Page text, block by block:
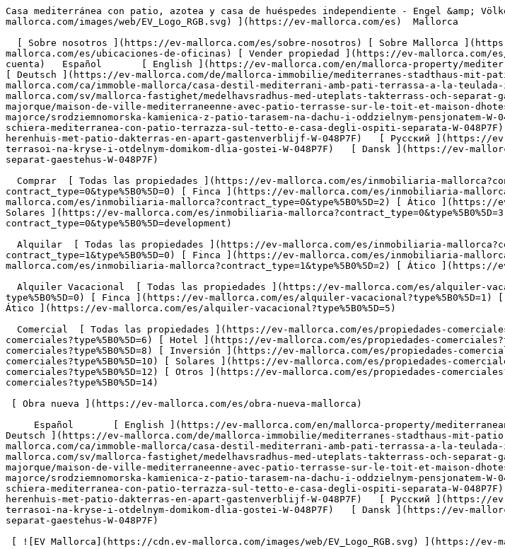
Casa mediterránea con patio, azotea y casa de huéspedes independiente - Engel &amp; Völkers Mallorca                [ ![EV Mallorca](https://cdn.ev-mallorca.com/images/web/EV_Logo_RGB.svg) ](https://ev-mallorca.com/es)  Mallorca  

  [ Sobre nosotros ](https://ev-mallorca.com/es/sobre-nosotros) [ Sobre Mallorca ](https://ev-mallorca.com/es/sobre-mallorca) [ Contacto ](https://ev-mallorca.com/es/ubicaciones-de-oficinas) [ Vender propiedad ](https://ev-mallorca.com/es/vender-propiedad-mallorca) [    Mi cuenta  ](https://ev-mallorca.com/es/mi-cuenta)   Español       [ English ](https://ev-mallorca.com/en/mallorca-property/mediterranean-townhouse-with-patio-roof-terrace-and-separate-guesthouse-W-048P7F)    [ Deutsch ](https://ev-mallorca.com/de/mallorca-immobilie/mediterranes-stadthaus-mit-patio-dachterrasse-und-separatem-gastehaus-W-048P7F)   [ Català ](https://ev-mallorca.com/ca/immoble-mallorca/casa-destil-mediterrani-amb-pati-terrassa-a-la-teulada-i-casa-per-a-convidats-independent-W-048P7F)   [ Svenska ](https://ev-mallorca.com/sv/mallorca-fastighet/medelhavsradhus-med-uteplats-takterrass-och-separat-gasthus-W-048P7F)   [ Français ](https://ev-mallorca.com/fr/bien-majorque/maison-de-ville-mediterraneenne-avec-patio-terrasse-sur-le-toit-et-maison-dhotes-separee-W-048P7F)   [ Polski ](https://ev-mallorca.com/pl/nieruchomosc-majorce/srodziemnomorska-kamienica-z-patio-tarasem-na-dachu-i-oddzielnym-pensjonatem-W-048P7F)   [ Italiano ](https://ev-mallorca.com/it/immobili-maiorca/casa-a-schiera-mediterranea-con-patio-terrazza-sul-tetto-e-casa-degli-ospiti-separata-W-048P7F)   [ Dutch ](https://ev-mallorca.com/nl/mallorca-eigendom/mediterraan-herenhuis-met-patio-dakterras-en-apart-gastenverblijf-W-048P7F)   [ Русский ](https://ev-mallorca.com/ru/nedvizhimost-mayorka/sredizemnomorskii-taunxaus-s-patio-terrasoi-na-kryse-i-otdelnym-domikom-dlia-gostei-W-048P7F)   [ Dansk ](https://ev-mallorca.com/da/mallorca-ejendom/middelhavsbyhus-med-gardhave-tagterrasse-og-separat-gaestehus-W-048P7F)   

  Comprar  [ Todas las propiedades ](https://ev-mallorca.com/es/inmobiliaria-mallorca?contract_type=0) [ Casa ](https://ev-mallorca.com/es/inmobiliaria-mallorca?contract_type=0&type%5B0%5D=0) [ Finca ](https://ev-mallorca.com/es/inmobiliaria-mallorca?contract_type=0&type%5B0%5D=1) [ Apartamento ](https://ev-mallorca.com/es/inmobiliaria-mallorca?contract_type=0&type%5B0%5D=2) [ Ático ](https://ev-mallorca.com/es/inmobiliaria-mallorca?contract_type=0&type%5B0%5D=5) [ Solares ](https://ev-mallorca.com/es/inmobiliaria-mallorca?contract_type=0&type%5B0%5D=3) [ Obra nueva ](https://ev-mallorca.com/es/inmobiliaria-mallorca?contract_type=0&type%5B0%5D=development) 

  Alquilar  [ Todas las propiedades ](https://ev-mallorca.com/es/inmobiliaria-mallorca?contract_type=1) [ Casa ](https://ev-mallorca.com/es/inmobiliaria-mallorca?contract_type=1&type%5B0%5D=0) [ Finca ](https://ev-mallorca.com/es/inmobiliaria-mallorca?contract_type=1&type%5B0%5D=1) [ Apartamento ](https://ev-mallorca.com/es/inmobiliaria-mallorca?contract_type=1&type%5B0%5D=2) [ Ático ](https://ev-mallorca.com/es/inmobiliaria-mallorca?contract_type=1&type%5B0%5D=5) 

  Alquiler Vacacional  [ Todas las propiedades ](https://ev-mallorca.com/es/alquiler-vacacional) [ Casa ](https://ev-mallorca.com/es/alquiler-vacacional?type%5B0%5D=0) [ Finca ](https://ev-mallorca.com/es/alquiler-vacacional?type%5B0%5D=1) [ Apartamento ](https://ev-mallorca.com/es/alquiler-vacacional?type%5B0%5D=2) [ Ático ](https://ev-mallorca.com/es/alquiler-vacacional?type%5B0%5D=5) 

  Comercial  [ Todas las propiedades ](https://ev-mallorca.com/es/propiedades-comerciales) [ Agricultura y bosques ](https://ev-mallorca.com/es/propiedades-comerciales?type%5B0%5D=6) [ Hotel ](https://ev-mallorca.com/es/propiedades-comerciales?type%5B0%5D=7) [ Industria ](https://ev-mallorca.com/es/propiedades-comerciales?type%5B0%5D=8) [ Inversión ](https://ev-mallorca.com/es/propiedades-comerciales?type%5B0%5D=9) [ Gastronomía ](https://ev-mallorca.com/es/propiedades-comerciales?type%5B0%5D=10) [ Solares ](https://ev-mallorca.com/es/propiedades-comerciales?type%5B0%5D=11) [ Oficina ](https://ev-mallorca.com/es/propiedades-comerciales?type%5B0%5D=12) [ Otros ](https://ev-mallorca.com/es/propiedades-comerciales?type%5B0%5D=13) [ Tienda ](https://ev-mallorca.com/es/propiedades-comerciales?type%5B0%5D=14) 

 [ Obra nueva ](https://ev-mallorca.com/es/obra-nueva-mallorca) 

     Español       [ English ](https://ev-mallorca.com/en/mallorca-property/mediterranean-townhouse-with-patio-roof-terrace-and-separate-guesthouse-W-048P7F)    [ Deutsch ](https://ev-mallorca.com/de/mallorca-immobilie/mediterranes-stadthaus-mit-patio-dachterrasse-und-separatem-gastehaus-W-048P7F)   [ Català ](https://ev-mallorca.com/ca/immoble-mallorca/casa-destil-mediterrani-amb-pati-terrassa-a-la-teulada-i-casa-per-a-convidats-independent-W-048P7F)   [ Svenska ](https://ev-mallorca.com/sv/mallorca-fastighet/medelhavsradhus-med-uteplats-takterrass-och-separat-gasthus-W-048P7F)   [ Français ](https://ev-mallorca.com/fr/bien-majorque/maison-de-ville-mediterraneenne-avec-patio-terrasse-sur-le-toit-et-maison-dhotes-separee-W-048P7F)   [ Polski ](https://ev-mallorca.com/pl/nieruchomosc-majorce/srodziemnomorska-kamienica-z-patio-tarasem-na-dachu-i-oddzielnym-pensjonatem-W-048P7F)   [ Italiano ](https://ev-mallorca.com/it/immobili-maiorca/casa-a-schiera-mediterranea-con-patio-terrazza-sul-tetto-e-casa-degli-ospiti-separata-W-048P7F)   [ Dutch ](https://ev-mallorca.com/nl/mallorca-eigendom/mediterraan-herenhuis-met-patio-dakterras-en-apart-gastenverblijf-W-048P7F)   [ Русский ](https://ev-mallorca.com/ru/nedvizhimost-mayorka/sredizemnomorskii-taunxaus-s-patio-terrasoi-na-kryse-i-otdelnym-domikom-dlia-gostei-W-048P7F)   [ Dansk ](https://ev-mallorca.com/da/mallorca-ejendom/middelhavsbyhus-med-gardhave-tagterrasse-og-separat-